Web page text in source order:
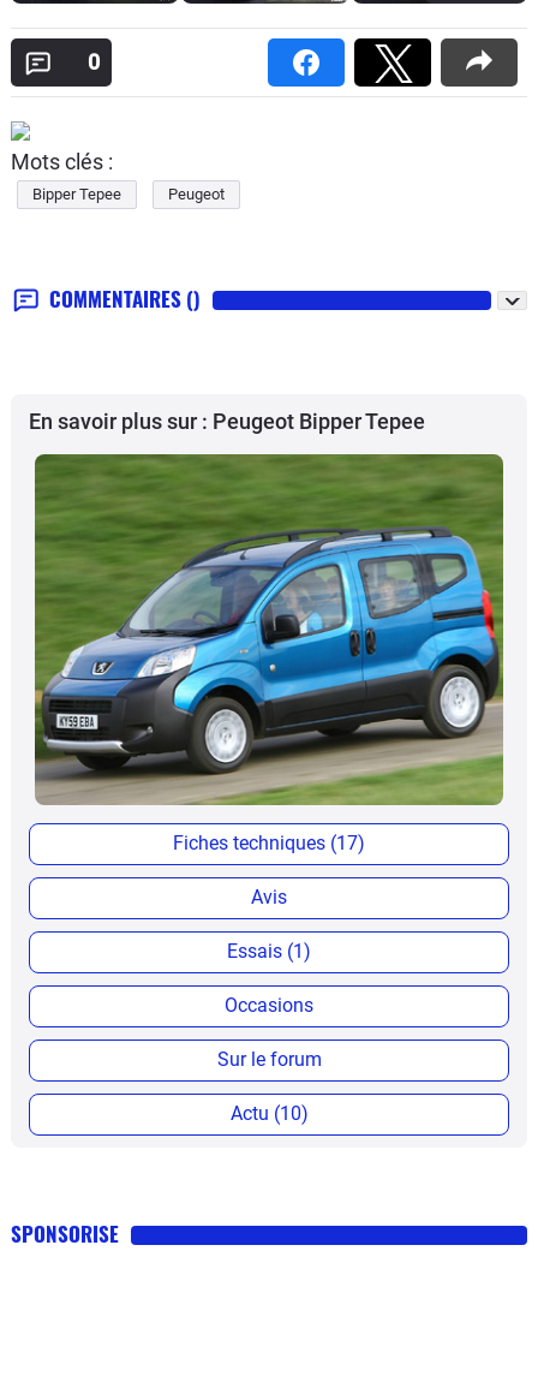
0
Mots clés :
Bipper Tepee Peugeot
COMMENTAIRES ()
En savoir plus sur : Peugeot Bipper Tepee
Fiches techniques (17)
Avis
Essais (1)
Occasions
Sur le forum
Actu (10)
SPONSORISE